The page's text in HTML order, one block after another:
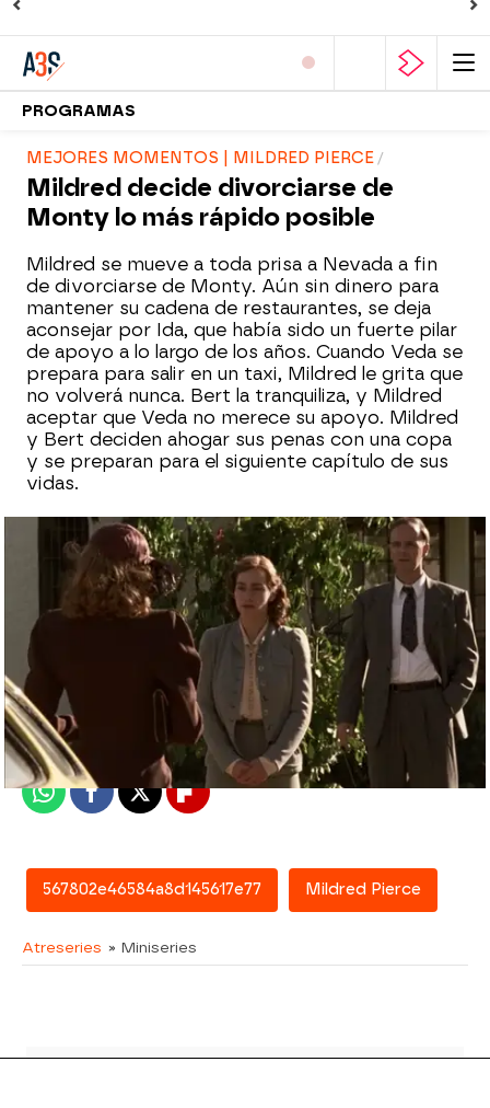
PROGRAMAS
MEJORES MOMENTOS | MILDRED PIERCE
Mildred decide divorciarse de
Monty lo más rápido posible
Mildred se mueve a toda prisa a Nevada a fin
de divorciarse de Monty. Aún sin dinero para
mantener su cadena de restaurantes, se deja
aconsejar por Ida, que había sido un fuerte pilar
de apoyo a lo largo de los años. Cuando Veda se
prepara para salir en un taxi, Mildred le grita que
no volverá nunca. Bert la tranquiliza, y Mildred
aceptar que Veda no merece su apoyo. Mildred
y Bert deciden ahogar sus penas con una copa
y se preparan para el siguiente capítulo de sus
vidas.
Publicado: 23 de febrero de 2016, 18:53
WhatsappFacebook
X Flipboard
567802e46584a8d145617e77 Mildred Pierce
Atreseries » Miniseries